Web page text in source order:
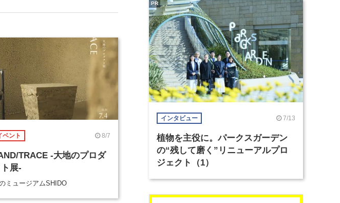
ベント 8/7
TRACE -大地のプロダ
展-
ミュージアムSHIDO
インタビュー 7/13
植物を主役に。パークスガーデン
の“残して磨く”リニューアルプロ
ジェクト（1）
PR